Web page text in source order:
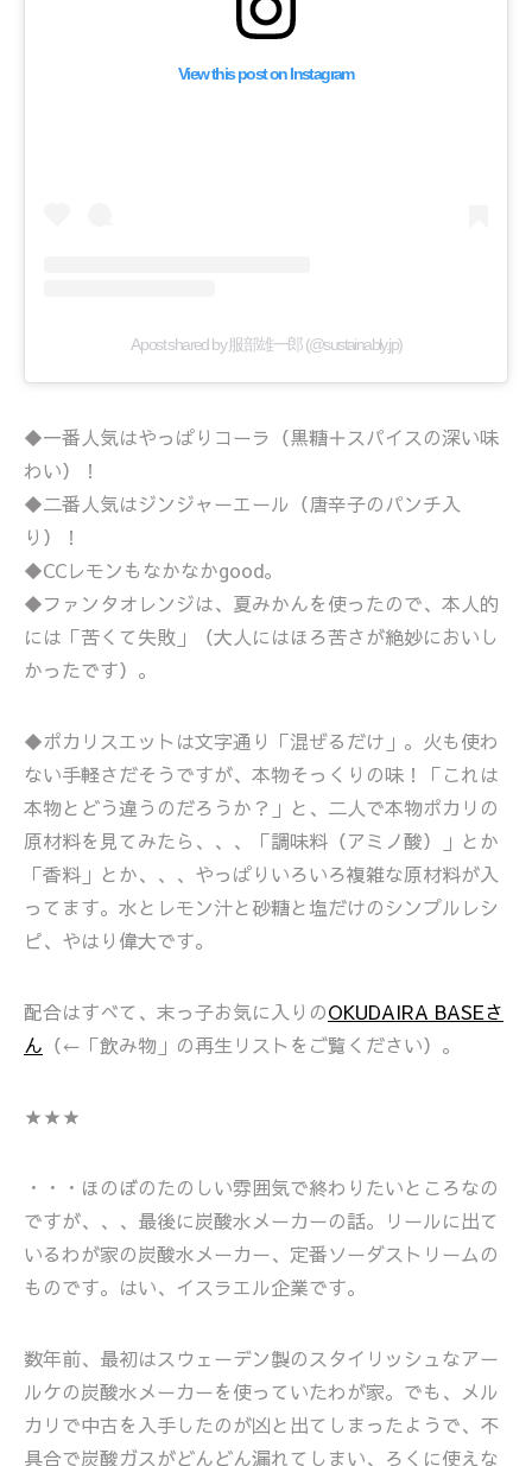
View this post on Instagram
A post shared by 服部雄一郎 (@sustainably.jp)
◆一番人気はやっぱりコーラ（黒糖＋スパイスの深い味
わい）！
◆二番人気はジンジャーエール（唐辛子のパンチ入
り）！
◆CCレモンもなかなかgood。
◆ファンタオレンジは、夏みかんを使ったので、本人的
には「苦くて失敗」（大人にはほろ苦さが絶妙においし
かったです）。
◆ポカリスエットは文字通り「混ぜるだけ」。火も使わ
ない手軽さだそうですが、本物そっくりの味！「これは
本物とどう違うのだろうか？」と、二人で本物ポカリの
原材料を見てみたら、、、「調味料（アミノ酸）」とか
「香料」とか、、、やっぱりいろいろ複雑な原材料が入
ってます。水とレモン汁と砂糖と塩だけのシンプルレシ
ピ、やはり偉大です。
配合はすべて、末っ子お気に入りのOKUDAIRA BASEさ
ん （←「飲み物」の再生リストをご覧ください）。
★★★
・・・ほのぼのたのしい雰囲気で終わりたいところなの
ですが、、、最後に炭酸水メーカーの話。リールに出て
いるわが家の炭酸水メーカー、定番ソーダストリームの
ものです。はい、イスラエル企業です。
数年前、最初はスウェーデン製のスタイリッシュなアー
ルケの炭酸水メーカーを使っていたわが家。でも、メル
カリで中古を入手したのが凶と出てしまったようで、不
具合で炭酸ガスがどんどん漏れてしまい、ろくに使えな